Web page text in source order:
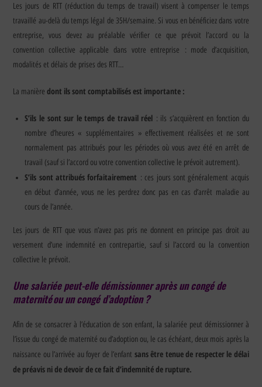
Les jours de RTT (réduction du temps de travail) visent à compenser le temps
travaillé au-delà du temps légal de 35H/semaine. Si vous en bénéficiez dans votre
entreprise, vous devez au préalable vérifier ce que prévoit l’accord ou la
convention collective applicable dans votre entreprise : mode d’acquisition,
modalités et délais de prises des RTT…
La manièredont ils sont comptabilisés est importante :
S’ils le sont sur le temps de travail réel : ils s’acquièrent en fonction du
nombre d’heures « supplémentaires » effectivement réalisées et ne sont
normalement pas attribués pour les périodes où vous avez été en arrêt de
travail (sauf si l’accord ou votre convention collective le prévoit autrement).
S’ils sont attribués forfaitairement : ces jours sont généralement acquis
en début d’année, vous ne les perdrez donc pas en cas d’arrêt maladie au
cours de l’année.
Les jours de RTT que vous n’avez pas pris ne donnent en principe pas droit au
versement d’une indemnité en contrepartie, sauf si l’accord ou la convention
collective le prévoit.
Une salariée peut-elle démissionner après un congé de
maternité ou un congé d’adoption ?
Afin de se consacrer à l’éducation de son enfant, la salariée peut démissionner à
l’issue du congé de maternité ou d’adoption ou, le cas échéant, deux mois après la
naissance ou l’arrivée au foyer de l’enfant sans être tenue de respecter le délai
de préavis ni de devoir de ce fait d’indemnité de rupture.